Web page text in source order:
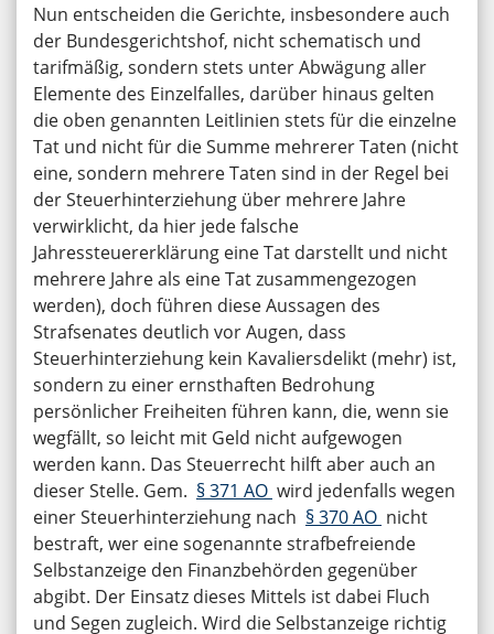
Nun entscheiden die Gerichte, insbesondere auch
der Bundesgerichtshof, nicht schematisch und
tarifmäßig, sondern stets unter Abwägung aller
Elemente des Einzelfalles, darüber hinaus gelten
die oben genannten Leitlinien stets für die einzelne
Tat und nicht für die Summe mehrerer Taten (nicht
eine, sondern mehrere Taten sind in der Regel bei
der Steuerhinterziehung über mehrere Jahre
verwirklicht, da hier jede falsche
Jahressteuererklärung eine Tat darstellt und nicht
mehrere Jahre als eine Tat zusammengezogen
werden), doch führen diese Aussagen des
Strafsenates deutlich vor Augen, dass
Steuerhinterziehung kein Kavaliersdelikt (mehr) ist,
sondern zu einer ernsthaften Bedrohung
persönlicher Freiheiten führen kann, die, wenn sie
wegfällt, so leicht mit Geld nicht aufgewogen
werden kann. Das Steuerrecht hilft aber auch an
dieser Stelle. Gem. § 371 AO wird jedenfalls wegen
einer Steuerhinterziehung nach § 370 AO nicht
bestraft, wer eine sogenannte strafbefreiende
Selbstanzeige den Finanzbehörden gegenüber
abgibt. Der Einsatz dieses Mittels ist dabei Fluch
und Segen zugleich. Wird die Selbstanzeige richtig